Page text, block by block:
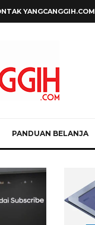
YANGCANGGIH.COM
PANDUAN BELANJA